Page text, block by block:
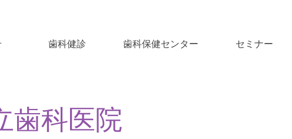
歯科健診 歯科保健センター セミナー
歯科医院